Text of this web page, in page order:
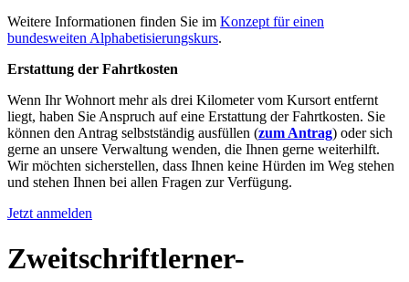
Weitere Informationen finden Sie im Konzept für einen
bundesweiten Alphabetisierungskurs.
Erstattung der Fahrtkosten
Wenn Ihr Wohnort mehr als drei Kilometer vom Kursort entfernt
liegt, haben Sie Anspruch auf eine Erstattung der Fahrtkosten. Sie
können den Antrag selbstständig ausfüllen (zum Antrag) oder sich
gerne an unsere Verwaltung wenden, die Ihnen gerne weiterhilft.
Wir möchten sicherstellen, dass Ihnen keine Hürden im Weg stehen
und stehen Ihnen bei allen Fragen zur Verfügung.
Jetzt anmelden
Zweitschriftlerner-